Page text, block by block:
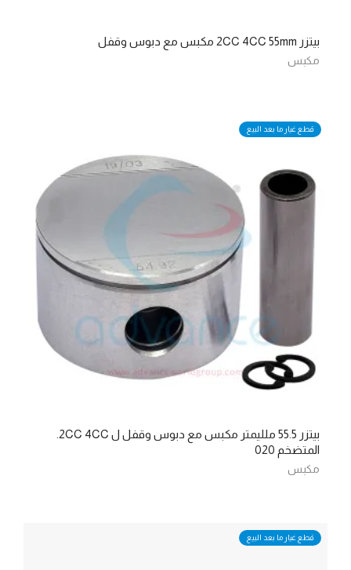
بيتزر 2CC 4CC 55mm مكبس مع دبوس وقفل
مكبس
قطع غيار ما بعد البيع
المتضخم 020
مكبس
قطع غيار ما بعد البيع